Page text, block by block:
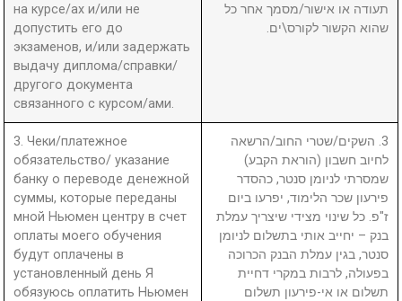
на курсе/ах и/или не
допустить его до
экзаменов, и/или задержать
выдачу диплома/справки/
другого документа
связанного с курсом/ами.
תעודה או אישור/מסמך אחר כל
שהוא הקשור לקורס\ים.
3. Чеки/платежное
обязательство/ указание
банку о переводе денежной
суммы, которые переданы
мной Ньюмен центру в счет
оплаты моего обучения
будут оплачены в
установленный день Я
обязуюсь оплатить Ньюмен
3. השקים/שטרי החוב/הרשאה
לחיוב חשבון (הוראת הקבע)
שמסרתי לניומן סנטר, כהסדר
פירעון שכר הלימוד, יפרעו ביום
ז"פ. כל שינוי מצידי שיצריך עמלת
בנק – יחייב אותי בתשלום לניומן
סנטר, בגין עמלת הבנק הכרוכה
בפעולה, לרבות במקרי דחיית
תשלום או אי-פירעון תשלום